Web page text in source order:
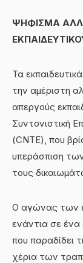
ΨΗΦΙΣΜΑ
Τα
την αμέριστη
απεργούς
Συντονιστική
(CNTE), που
υπεράσπιση
τους
Ο αγώνας των
ενάντια σε ένα
που παραδίδει
χέρια των